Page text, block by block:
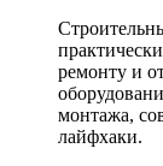
ремонту и
монтажа,
лайфхаки.